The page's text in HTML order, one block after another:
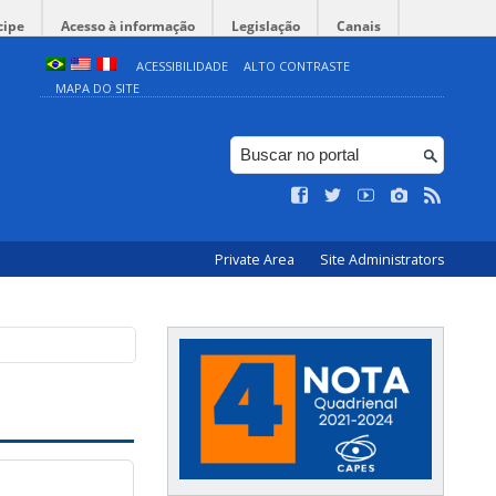
Acesso à informação Legislação Canais
ACESSIBILIDADE
ALTO CONTRASTE
MAPA DO SITE
Private Area Site Administrators